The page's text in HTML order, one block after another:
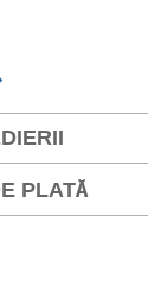
PLATĂ